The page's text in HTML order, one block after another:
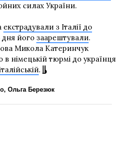
силах України.
екстрадували з Італії до
дня його заарештували.
Микола Катеринчук
німецькій тюрмі до українця
.
, Ольга Березюк